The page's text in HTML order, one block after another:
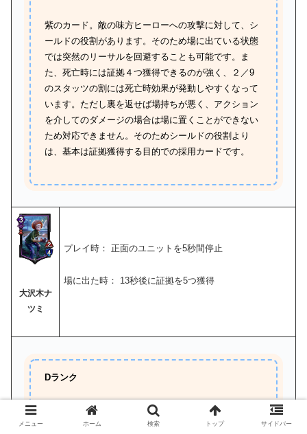
紫のカード。敵の味方ヒーローへの攻撃に対して、シ
ールドの役割があります。そのため場に出ている状態
では突然のリーサルを回避することも可能です。ま
た、死亡時には証拠４つ獲得できるのが強く、２／9
のスタッツの割には死亡時効果が発動しやすくなって
います。ただし裏を返せば場持ちが悪く、アクション
を介してのダメージの場合は場に置くことができない
ため対応できません。そのためシールドの役割より
は、基本は証拠獲得する目的での採用カードです。
大沢木ナ
ツミ
プレイ時： 正面のユニットを5秒間停止
場に出た時： 13秒後に証拠を5つ獲得
Dランク
紫のカード。プレイ時正面ユニットを停止。アーツで
はダークネスイリュージョンと相性がよく、13秒間場
メニュー ホーム 検索 トップ サイドバー